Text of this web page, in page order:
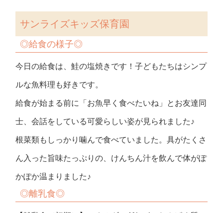
サンライズキッズ保育園
◎給食の様子◎
今日の給食は、鮭の塩焼きです！子どもたちはシンプ
ルな魚料理も好きです。
給食が始まる前に「お魚早く食べたいね」とお友達同
士、会話をしている可愛らしい姿が見られました♪
根菜類もしっかり噛んで食べていました。具がたくさ
ん入った旨味たっぷりの、けんちん汁を飲んで体がぽ
かぽか温まりました♪
◎離乳食◎